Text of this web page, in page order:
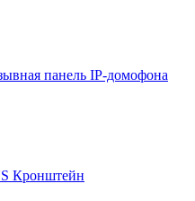
панель IP-домофона
Кронштейн